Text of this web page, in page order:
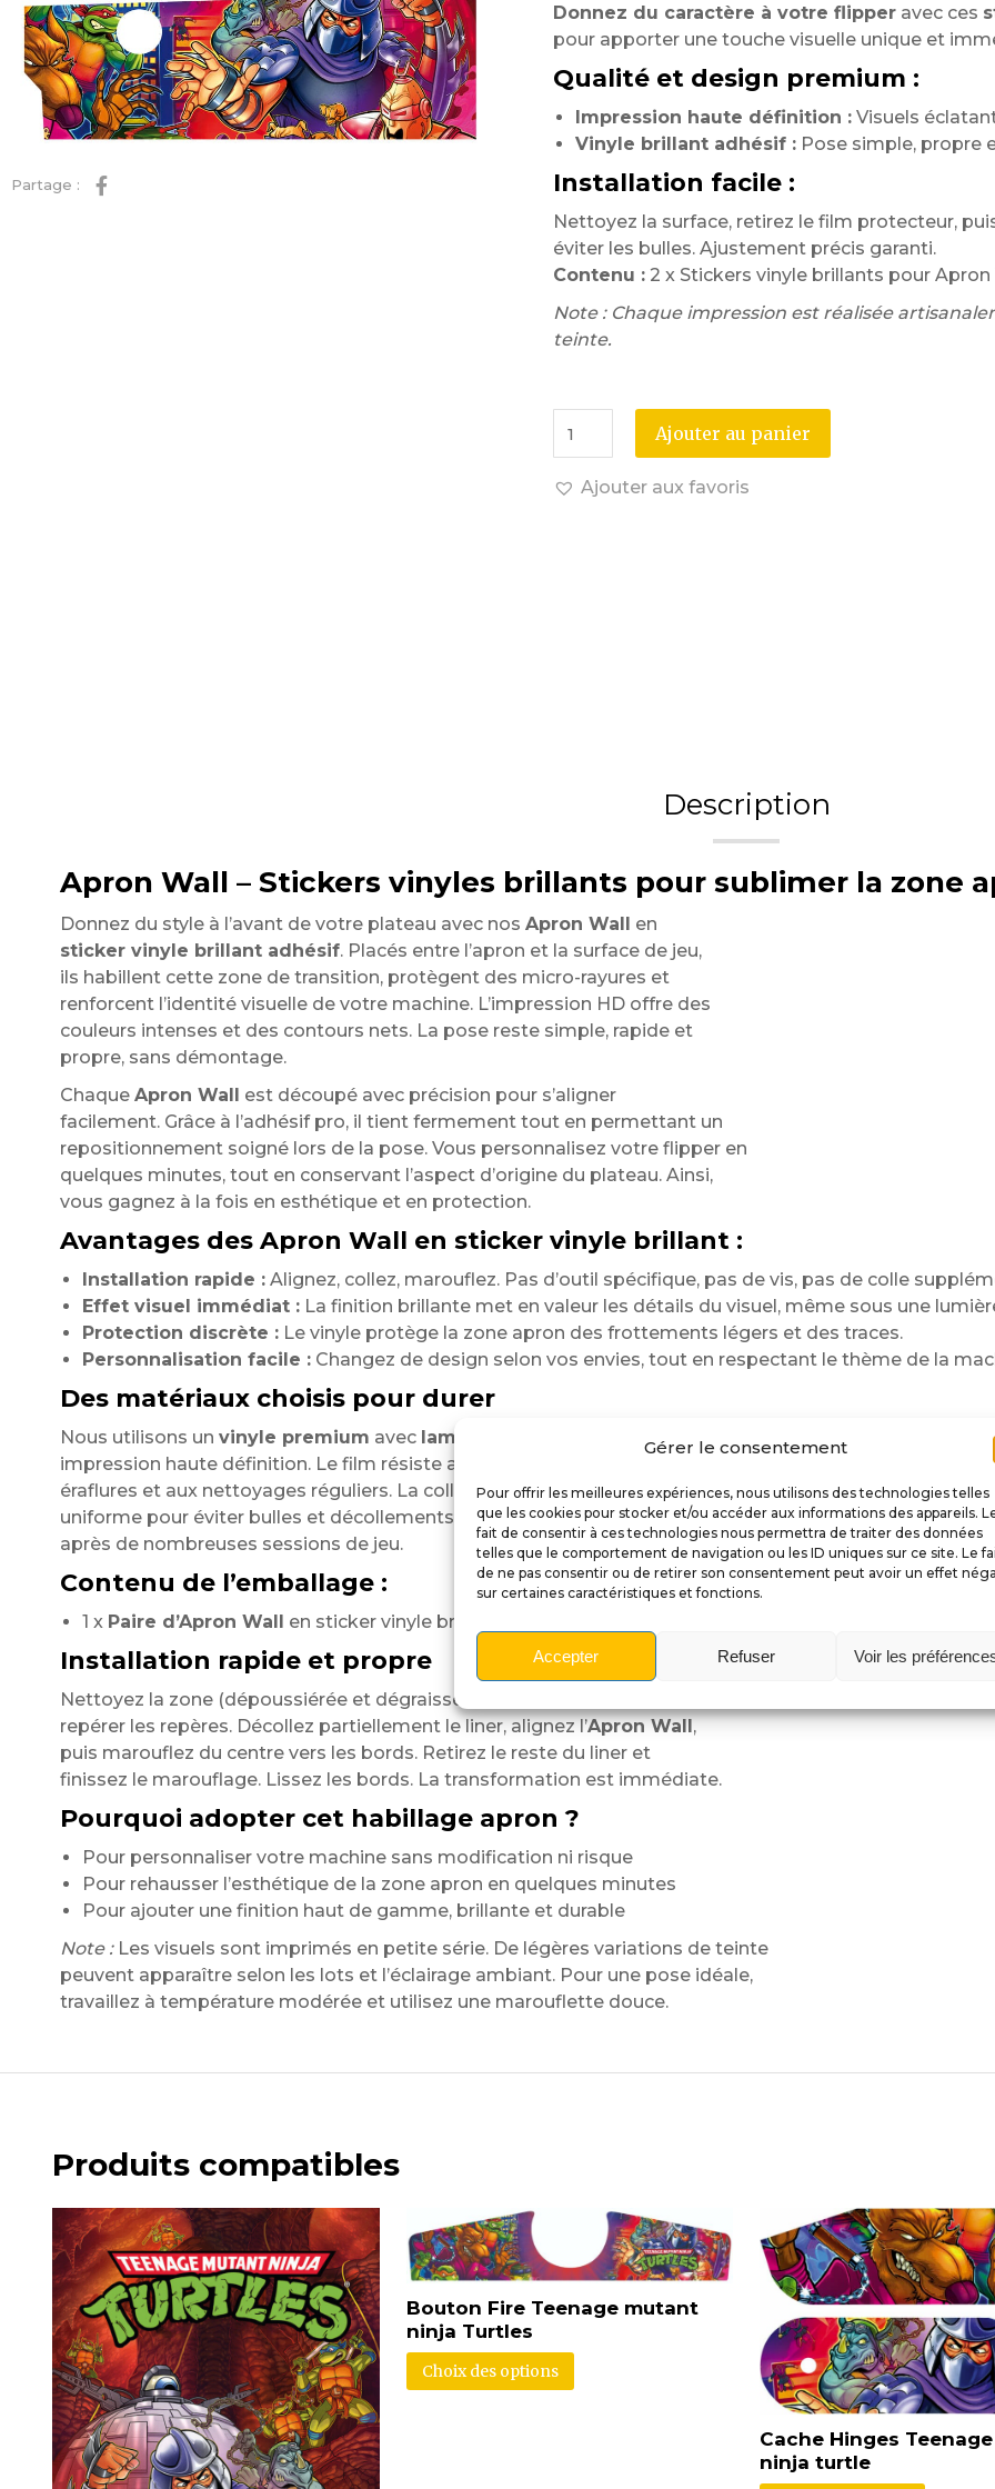
Gérer le consentement
Pour offrir les meilleures expériences, nous utilisons des technologies telles
que les cookies pour stocker et/ou accéder aux informations des appareils.
fait de consentir à ces technologies nous permettra de traiter des données
telles que le comportement de navigation ou les ID uniques sur ce site. Le
de ne pas consentir ou de retirer son consentement peut avoir un effet
sur certaines caractéristiques et fonctions.
Accepter Refuser Voir les
Partage :
Donnez du caractère à votre flipperavec ces
pour apporter une touche visuelle unique et
Qualité et design premium :
Impression haute définition :Visuels
Vinyle brillant adhésif :Pose simple, propre
Installation facile :
Nettoyez la surface, retirez le film protecteur,
éviter les bulles. Ajustement précis garanti.
Contenu :2 x Stickers vinyle brillants pour Apron
Note : Chaque impression est réalisée
teinte.
Ajouter au panier
Ajouter aux favoris
Description
Apron Wall – Stickers vinyles brillants pour sublimer la zone
Donnez du style à l’avant de votre plateau avec nos Apron Wall en
sticker vinyle brillant adhésif. Placés entre l’apron et la surface de jeu,
ils habillent cette zone de transition, protègent des micro-rayures et
renforcent l’identité visuelle de votre machine. L’impression HD offre des
couleurs intenses et des contours nets. La pose reste simple, rapide et
propre, sans démontage.
Chaque Apron Wall est découpé avec précision pour s’aligner
facilement. Grâce à l’adhésif pro, il tient fermement tout en permettant un
repositionnement soigné lors de la pose. Vous personnalisez votre flipper en
quelques minutes, tout en conservant l’aspect d’origine du plateau. Ainsi,
vous gagnez à la fois en esthétique et en protection.
Avantages des Apron Wall en sticker vinyle brillant :
Installation rapide :Alignez, collez, marouflez. Pas d’outil spécifique, pas de vis, pas de colle
Effet visuel immédiat :La finition brillante met en valeur les détails du visuel, même sous une
Protection discrète :Le vinyle protège la zone apron des frottements légers et des traces.
Personnalisation facile :Changez de design selon vos envies, tout en respectant le thème de la
Des matériaux choisis pour durer
Nous utilisons un vinyle premium avec lamination brillante
impression haute définition. Le film résiste aux UV, aux petites
éraflures et aux nettoyages réguliers. La colle adhère de manière
uniforme pour éviter bulles et décollements. Le rendu reste éclatant
après de nombreuses sessions de jeu.
Contenu de l’emballage :
1 x Paire d’Apron Wall en sticker vinyle brillant adhésif (découpe sur mesure)
Installation rapide et propre
Nettoyez la zone (dépoussiérée et dégraissée). Positionnez à blanc pour
repérer les repères. Décollez partiellement le liner, alignez l’Apron Wall,
puis marouflez du centre vers les bords. Retirez le reste du liner et
finissez le marouflage. Lissez les bords. La transformation est immédiate.
Pourquoi adopter cet habillage apron ?
Pour personnaliser votre machine sans modification ni risque
Pour rehausser l’esthétique de la zone apron en quelques minutes
Pour ajouter une finition haut de gamme, brillante et durable
Note :Les visuels sont imprimés en petite série. De légères variations de teinte
peuvent apparaître selon les lots et l’éclairage ambiant. Pour une pose idéale,
travaillez à température modérée et utilisez une marouflette douce.
Produits compatibles
Bouton Fire Teenage mutant
ninja Turtles
Choix des options
Cache Hinges
ninja turtle